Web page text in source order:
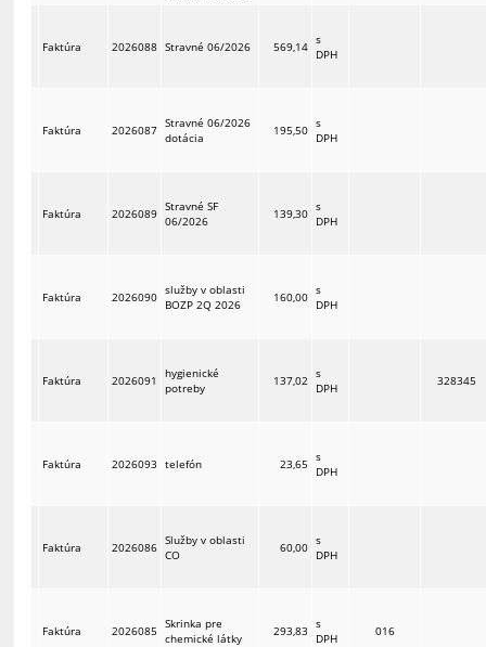
Faktúra 2026088 Stravné 06/2026 569,14 s
DPH
Faktúra 2026087 Stravné 06/2026
dotácia
195,50 s
DPH
Faktúra 2026089 Stravné SF
06/2026
139,30 s
DPH
Faktúra 2026090 služby v oblasti
BOZP 2Q 2026
160,00 s
DPH
Faktúra 2026091
hygienické
potreby
137,02 s
DPH
328345
Faktúra 2026093 telefón 23,65 s
DPH
Faktúra 2026086 Služby v oblasti
CO
60,00 s
DPH
Faktúra 2026085 Skrinka pre
chemické látky
293,83 s
DPH
016